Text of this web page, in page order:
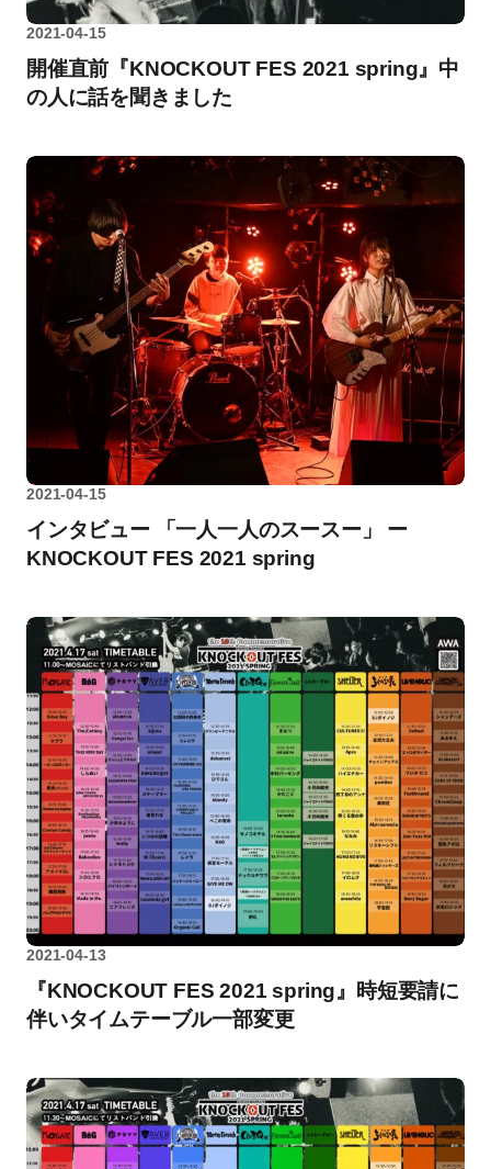
2021-04-15
開催直前『KNOCKOUT FES 2021 spring』中
の人に話を聞きました
2021-04-15
インタビュー 「一人一人のスースー」 ー
KNOCKOUT FES 2021 spring
2021-04-13
『KNOCKOUT FES 2021 spring』時短要請に
伴いタイムテーブル一部変更